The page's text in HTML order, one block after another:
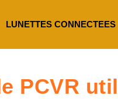
LUNETTES CONNECTEES
PCVR